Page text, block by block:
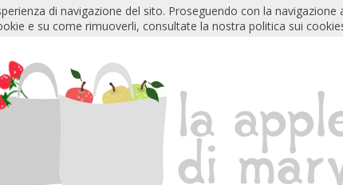
di navigazione del sito. Proseguendo con la
e su come rimuoverli, consultate la nostra politica sui